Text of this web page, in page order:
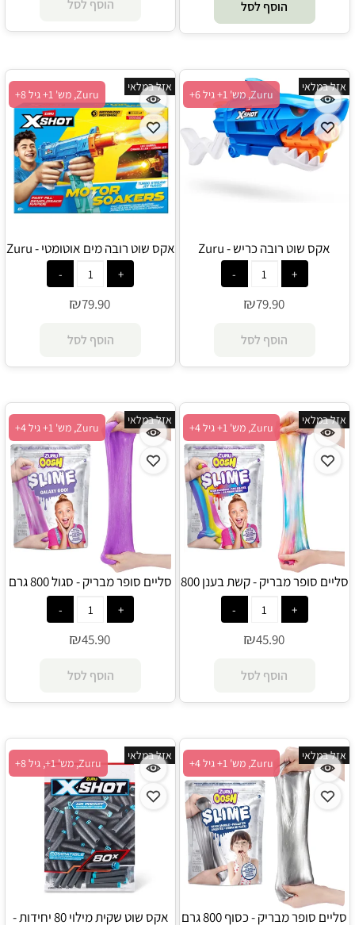
הוסף לסל הוסף לסל
Zuru, מש' 1+ גיל 6+
אזל במלאי
אקס שוט רובה כריש - Zuru
₪79.90
הוסף לסל
Zuru, מש' 1+ גיל 8+
אזל במלאי
אקס שוט רובה מים אוטומטי - Zuru
₪79.90
הוסף לסל
Zuru, מש' 1+ גיל 4+
אזל במלאי
סליים סופר מבריק - קשת בענן 800
גרם - Zuru
₪45.90
הוסף לסל
Zuru, מש' 1+ גיל 4+
אזל במלאי
סליים סופר מבריק - סגול 800 גרם
₪45.90
הוסף לסל
Zuru, מש' 1+ גיל 4+
אזל במלאי
סליים סופר מבריק - כסוף 800 גרם
Zuru, מש' 1+, גיל 8+
אזל במלאי
אקס שוט שקית מילוי 80 יחידות -